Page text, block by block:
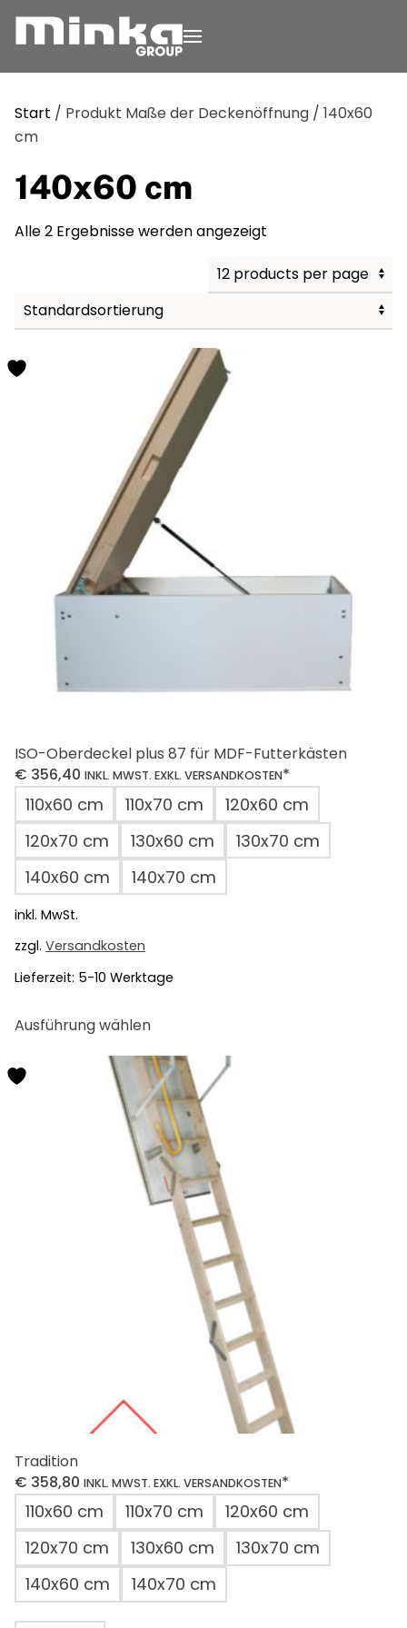
Zum Inhalt springen
Start / Produkt Maße der Deckenöffnung / 140x60
cm
140x60 cm
Alle 2 Ergebnisse werden angezeigt
ISO-Oberdeckel plus 87 für MDF-Futterkästen
€ 356,40 INKL. MWST. EXKL. VERSANDKOSTEN*
110x60 cm 110x70 cm
120x60 cm
120x70 cm
130x60 cm
130x70 cm
140x60 cm
140x70 cm
inkl. MwSt.
zzgl. Versandkosten
Lieferzeit: 5-10 Werktage
Ausführung wählenProdukt
weist
mehrere
Varianten
auf.
Die
Optionen
können
Produktseite
gewählt
werden
Tradition
€ 358,80 INKL. MWST. EXKL. VERSANDKOSTEN*
110x60 cm 110x70 cm
120x60 cm
120x70 cm
130x60 cm
130x70 cm
140x60 cm
140x70 cm